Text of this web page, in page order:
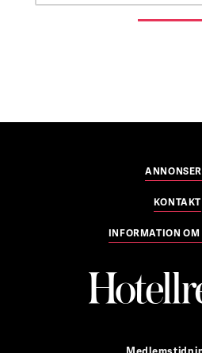
KONTAKT
INFORMATION OM